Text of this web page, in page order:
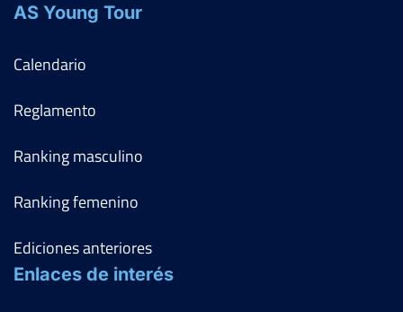
AS Young Tour
Calendario
Reglamento
Ranking masculino
Ranking femenino
Ediciones anteriores
Enlaces de interés